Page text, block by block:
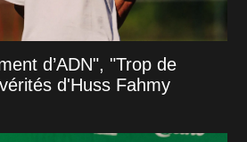
d’ADN", "Trop de
d'Huss Fahmy